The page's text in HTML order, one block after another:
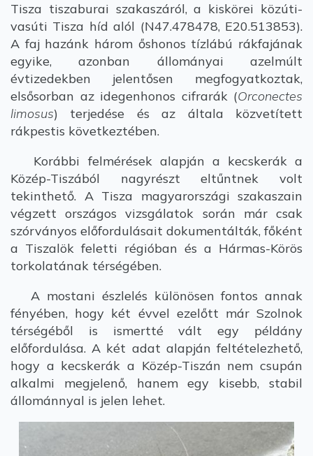
Tisza tiszaburai szakaszáról, a kiskörei közúti-
vasúti Tisza híd alól (N47.478478, E20.513853).
A faj hazánk három őshonos tízlábú rákfajának
egyike, azonban állományai azelmúlt
évtizedekben jelentősen megfogyatkoztak,
elsősorban az idegenhonos cifrarák (Orconectes
limosus) terjedése és az általa közvetített
rákpestis következtében.
Korábbi felmérések alapján a kecskerák a
Közép-Tiszából nagyrészt eltűntnek volt
tekinthető. A Tisza magyarországi szakaszain
végzett országos vizsgálatok során már csak
szórványos előfordulásait dokumentálták, főként
a Tiszalök feletti régióban és a Hármas-Körös
torkolatának térségében.
A mostani észlelés különösen fontos annak
fényében, hogy két évvel ezelőtt már Szolnok
térségéből is ismertté vált egy példány
előfordulása. A két adat alapján feltételezhető,
hogy a kecskerák a Közép-Tiszán nem csupán
alkalmi megjelenő, hanem egy kisebb, stabil
állománnyal is jelen lehet.